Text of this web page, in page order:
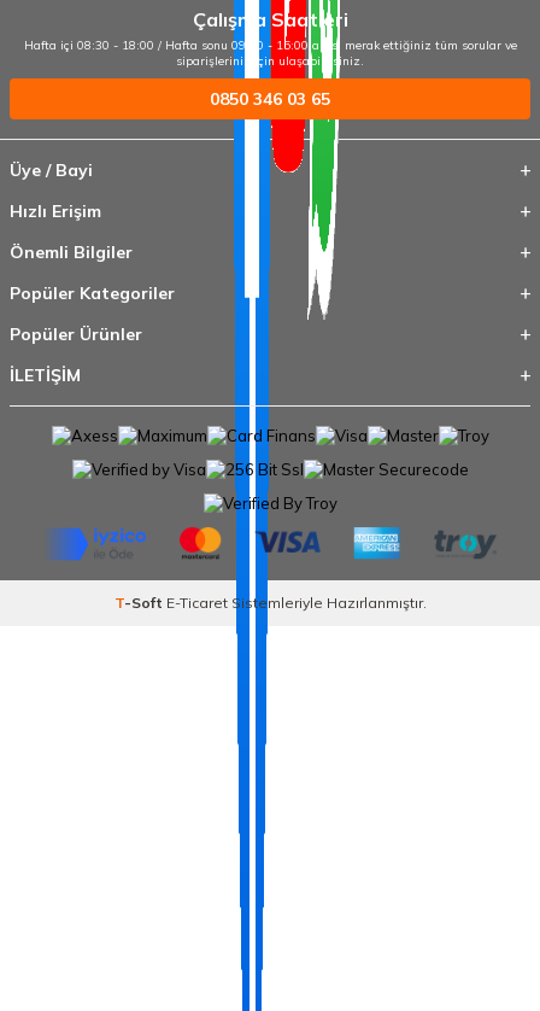
Çalışma Saatleri
Hafta içi 08:30 - 18:00 / Hafta sonu 09:00 - 15:00 arası merak ettiğiniz tüm sorular ve
siparişleriniz için ulaşabilirsiniz.
0850 346 03 65
Üye / Bayi
Hızlı Erişim
Önemli Bilgiler
Popüler Kategoriler
Popüler Ürünler
İLETİŞİM
T-Soft E-TicaretSistemleriyle Hazırlanmıştır.